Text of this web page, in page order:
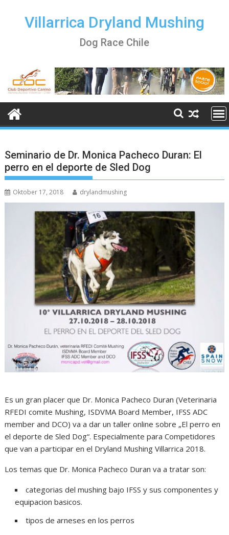
Villarrica Dryland Mushing
Dog Race Chile
Seminario de Dr. Monica Pacheco Duran: El
perro en el deporte de Sled Dog
Oktober 17, 2018 drylandmushing
Es un gran placer que Dr. Monica Pacheco Duran (Veterinaria
RFEDI comite Mushing, ISDVMA Board Member, IFSS ADC
member and DCO) va a dar un taller online sobre „El perro en
el deporte de Sled Dog“. Especialmente para Competidores
que van a participar en el Dryland Mushing Villarrica 2018.
Los temas que Dr. Monica Pacheco Duran va a tratar son:
categorias del mushing bajo IFSS y sus componentes y
equipacion basicos.
tipos de arneses en los perros